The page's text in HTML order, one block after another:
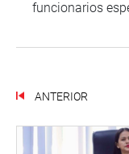
funcionarios
ANTERIOR